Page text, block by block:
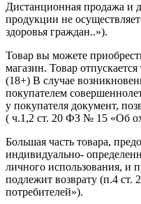
Дистанционная продажа и
продукции не
здоровья граждан..»).
Товар вы можете
магазин. Товар
(18+) В случае
покупателем
у покупателя документ,
( ч.1,2 ст. 20 ФЗ № 15 «Об
Большая часть товара,
индивидуально-
личного использования, и
подлежит возврату (п.4 ст.
потребителей»).